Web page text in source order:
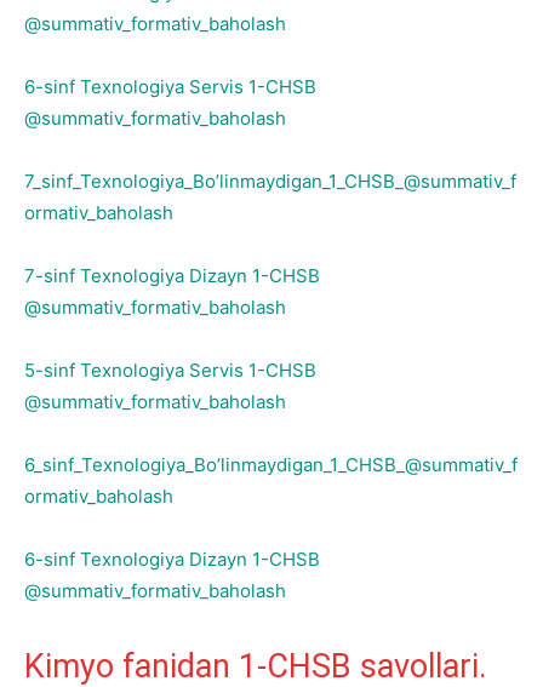
@summativ_formativ_baholash
6-sinf Texnologiya Servis 1-CHSB
@summativ_formativ_baholash
7_sinf_Texnologiya_Bo’linmaydigan_1_CHSB_@summativ_f
ormativ_baholash
7-sinf Texnologiya Dizayn 1-CHSB
@summativ_formativ_baholash
5-sinf Texnologiya Servis 1-CHSB
@summativ_formativ_baholash
6_sinf_Texnologiya_Bo’linmaydigan_1_CHSB_@summativ_f
ormativ_baholash
6-sinf Texnologiya Dizayn 1-CHSB
@summativ_formativ_baholash
Kimyo fanidan 1-CHSB savollari.